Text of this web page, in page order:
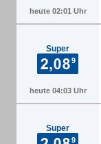
heute 02:01 Uhr
Super
heute 04:03 Uhr
Super